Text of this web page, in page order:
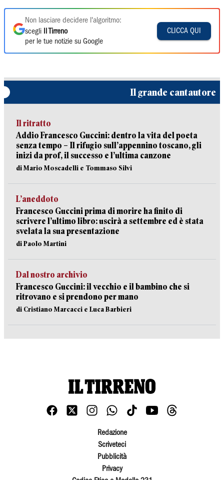
Non lasciare decidere l'algoritmo:
scegli
Il Tirreno
per le tue notizie su Google
CLICCA QUI
Il grande cantautore
Il ritratto
Addio Francesco Guccini: dentro la vita del poeta
senza tempo – Il rifugio sull’appennino toscano, gli
inizi da prof, il successo e l’ultima canzone
di Mario Moscadelli e Tommaso Silvi
L’aneddoto
Francesco Guccini prima di morire ha finito di
scrivere l’ultimo libro: uscirà a settembre ed è stata
svelata la sua presentazione
di Paolo Martini
Dal nostro archivio
Francesco Guccini: il vecchio e il bambino che si
ritrovano e si prendono per mano
di Cristiano Marcacci e Luca Barbieri
Redazione
Scriveteci
Pubblicità
Privacy